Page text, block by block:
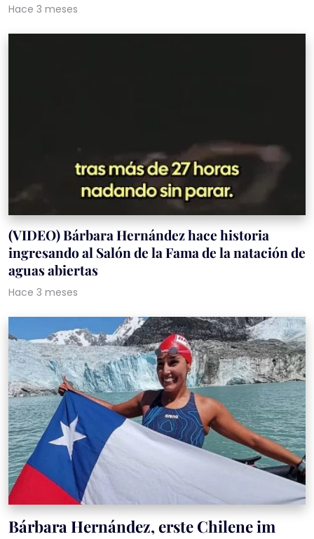
Hace 3 meses
(VIDEO) Bárbara Hernández hace historia
ingresando al Salón de la Fama de la natación de
aguas abiertas
Hace 3 meses
Bárbara Hernández, erste Chilene im